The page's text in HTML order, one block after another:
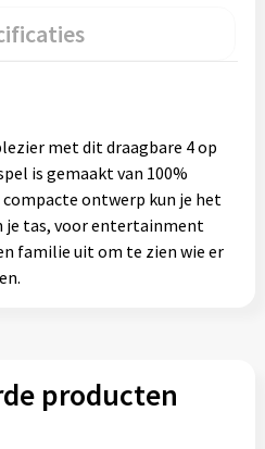
met dit draagbare 4 op
is gemaakt van 100%
compacte ontwerp kun je het
je tas, voor entertainment
familie uit om te zien wie er
producten